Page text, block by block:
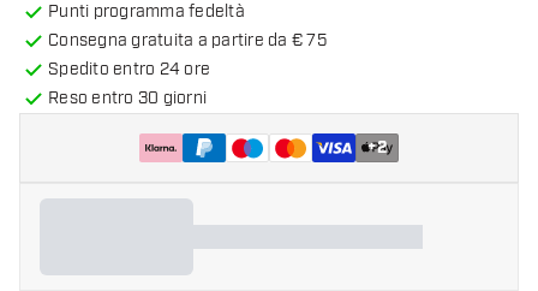
Punti programma fedeltà
Consegna gratuita a partire da € 75
Spedito entro 24 ore
Reso entro 30 giorni
+2